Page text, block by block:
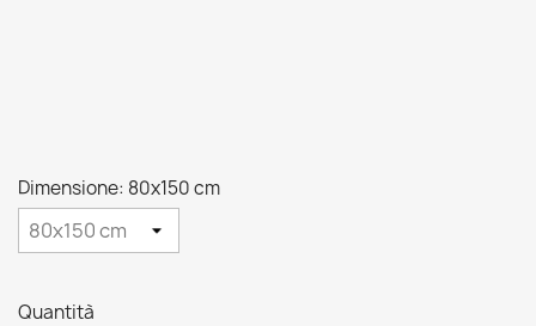
Dimensione: 80x150 cm
Quantità